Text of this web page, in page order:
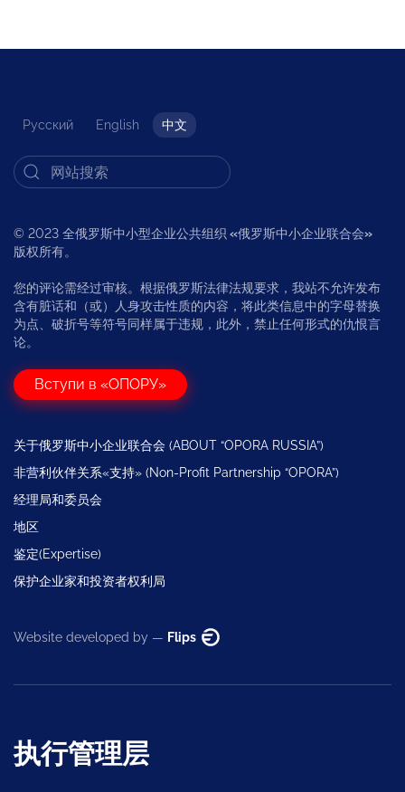
Русский English 中文
© 2023 全俄罗斯中小型企业公共组织 «俄罗斯中小企业联合会»
版权所有。
您的评论需经过审核。根据俄罗斯法律法规要求，我站不允许发布
含有脏话和（或）人身攻击性质的内容，将此类信息中的字母替换
为点、破折号等符号同样属于违规，此外，禁止任何形式的仇恨言
论。
Вступи в «ОПОРУ»
关于俄罗斯中小企业联合会 (ABOUT “OPORA RUSSIA”)
非营利伙伴关系«支持» (Non-Profit Partnership “OPORA”)
经理局和委员会
地区
鉴定(Expertise)
保护企业家和投资者权利局
Website developed by — Flips
执行管理层